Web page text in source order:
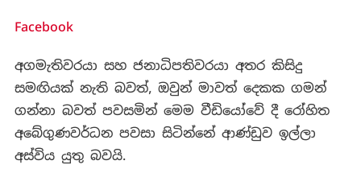
Facebook
අගමැතිවරයා සහ ජනාධිපතිවරයා අතර කිසිදු
සමඟියක් නැති බවත්, ඔවුන් මාවත් දෙකක ගමන්
ගන්නා බවත් පවසමින් මෙම වීඩියෝවේ දී රෝහිත
අබේගුණවර්ධන පවසා සිටින්නේ ආණ්ඩුව ඉල්ලා
අස්විය යුතු බවයි.